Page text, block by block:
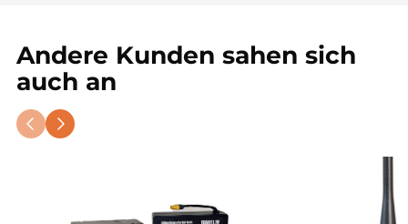
🔥 Jetzt Plus-Upgrade bestellen und volle Kontrolle
genießen! 🔥
Andere Kunden sahen sich
auch an